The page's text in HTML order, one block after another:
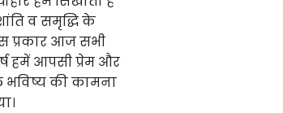
व समृद्धि के
प्रकार आज सभी
हमें आपसी प्रेम और
भविष्य की कामना